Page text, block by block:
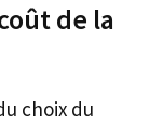
de la
choix du